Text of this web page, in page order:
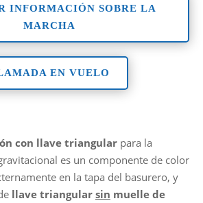
INFORMACIÓN SOBRE LA
MARCHA
EN VUELO
con llave triangularpara la
es un componente de color
en la tapa del basurero, y
llave triangular sin muelle de